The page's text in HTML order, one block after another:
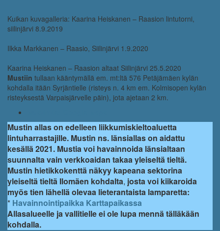
Kuikan kuvagalleria: Kaarina Heiskanen – Raasion lintutorni,
siilinjärvi 8.9.2019
Ilkka Markkanen – Raasio, Siilinjärvi 1.9.2020
Kaarina Heiskanen – Raasion altaat Siilinjärvi 25.5.2020
Mustiin tullaan kääntymällä em. mt:ltä 576 Petäjämäen kylän
kohdalla itään Syrjäntielle (risteys n. 4 km em. Kolmisopen kylän
risteyksestä Varpaisjärvelle päin), jota ajetaan 2 km.
Mustin allas on edelleen liikkumiskieltoaluetta
lintuharrastajille. Mustin ns. länsiallas on aidattu
kesällä 2021. Mustia voi havainnoida länsialtaan
suunnalta vain verkkoaidan takaa yleiseltä tieltä.
Mustin hietikkokenttä näkyy kapeana sektorina
yleiseltä tieltä Ilomäen kohdalta, josta voi kiikaroida
myös tien lähellä olevaa lieterantaista lamparetta:
* Havainnointipaikka Karttapaikassa
Allasalueelle ja vallitielle ei ole lupa mennä tälläkään
kohdalla.